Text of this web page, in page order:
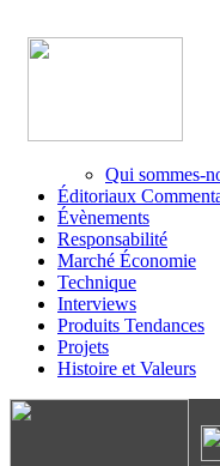
Qui sommes-
Éditoriaux
Évènements
Responsabilité
Marché Économie
Technique
Interviews
Produits Tendances
Projets
Histoire et Valeurs